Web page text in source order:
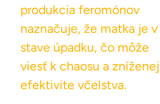
produkcia feromónov
naznačuje, že matka je v
stave úpadku, čo môže
viesť k chaosu a zníženej
efektivite včelstva.